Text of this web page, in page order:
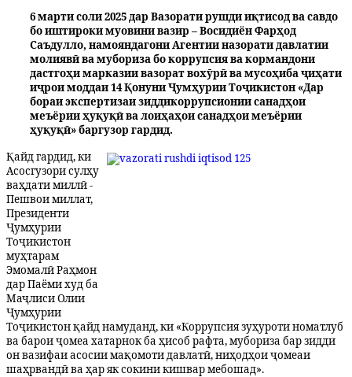
6 марти соли 2025 дар Вазорати рушди иқтисод ва савдо
бо иштироки муовини вазир – Восидиён Фарҳод
Саъдулло, намояндагони Агентии назорати давлатии
молиявӣ ва мубориза бо коррупсия ва кормандони
дастгоҳи марказии вазорат вохӯрӣ ва мусоҳиба ҷиҳати
иҷрои моддаи 14 Қонуни Ҷумҳурии Тоҷикистон «Дар
бораи экспертизаи зиддикоррупсионии санадҳои
меъёрии ҳуқуқӣ ва лоиҳаҳои санадҳои меъёрии
ҳуқуқӣ» баргузор гардид.
Қайд гардид, ки
Асосгузори сулҳу
ваҳдати миллӣ -
Пешвои миллат,
Президенти
Ҷумҳурии
Тоҷикистон
муҳтарам
Эмомалӣ Раҳмон
дар Паёми худ ба
Маҷлиси Олии
Ҷумҳурии
Тоҷикистон қайд намуданд, ки «Коррупсия зуҳуроти номатлуб
ва барои ҷомеа хатарнок ба ҳисоб рафта, мубориза бар зидди
он вазифаи асосии мақомоти давлатӣ, ниҳодҳои ҷомеаи
шаҳрвандӣ ва ҳар як сокини кишвар мебошад».